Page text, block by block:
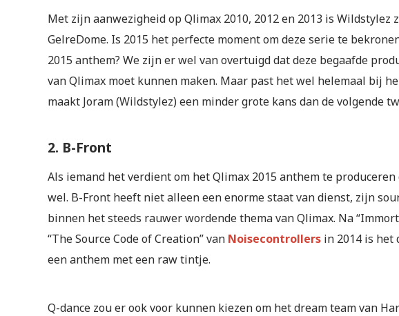
Met zijn aanwezigheid op Qlimax 2010, 2012 en 2013 is Wildstylez
GelreDome. Is 2015 het perfecte moment om deze serie te
2015 anthem? We zijn er wel van overtuigd dat deze begaafde
van Qlimax moet kunnen maken. Maar past het wel helemaal bij
maakt Joram (Wildstylez) een minder grote kans dan de volgende
2. B-Front
Als iemand het verdient om het Qlimax 2015 anthem te
wel. B-Front heeft niet alleen een enorme staat van dienst, zijn
binnen het steeds rauwer wordende thema van Qlimax. Na
“The Source Code of Creation” van Noisecontrollersin 2014 is het
een anthem met een raw tintje.
Q-dance zou er ook voor kunnen kiezen om het dream team van